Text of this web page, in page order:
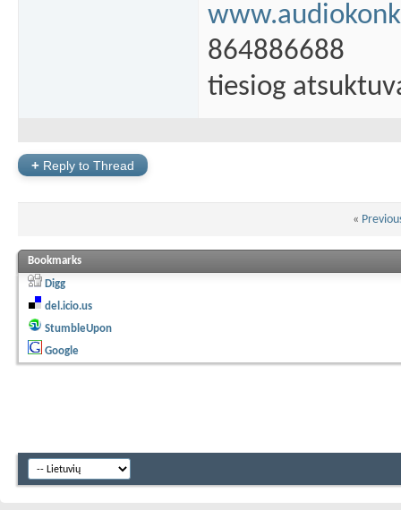
864886688
tiesiog
+ Reply to Thread
«
Bookmarks
Digg
del.icio.us
StumbleUpon
Google